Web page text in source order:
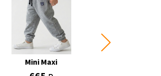
Mini Maxi